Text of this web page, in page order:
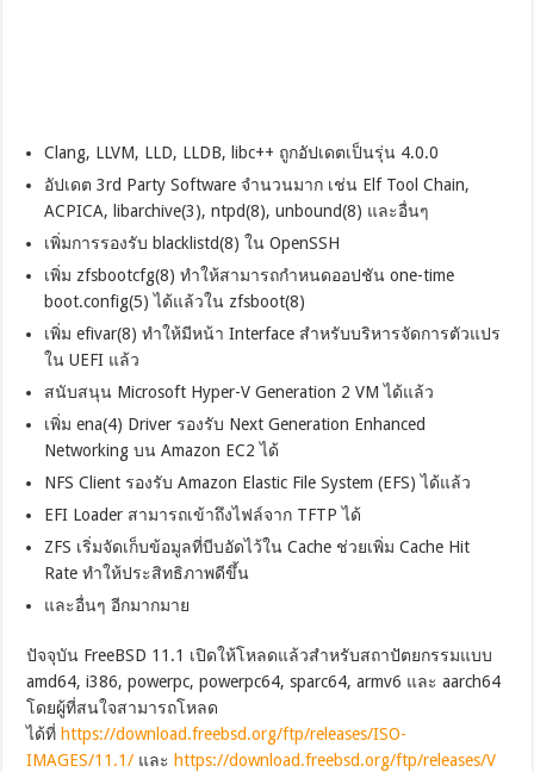
Clang, LLVM, LLD, LLDB, libc++ ถูกอัปเดตเป็นรุ่น 4.0.0
อัปเดต 3rd Party Software จำนวนมาก เช่น Elf Tool Chain,
ACPICA, libarchive(3), ntpd(8), unbound(8) และอื่นๆ
เพิ่มการรองรับ blacklistd(8) ใน OpenSSH
เพิ่ม zfsbootcfg(8) ทำให้สามารถกำหนดออปชัน one-time
boot.config(5) ได้แล้วใน zfsboot(8)
เพิ่ม efivar(8) ทำให้มีหน้า Interface สำหรับบริหารจัดการตัวแปร
ใน UEFI แล้ว
สนับสนุน Microsoft Hyper-V Generation 2 VM ได้แล้ว
เพิ่ม ena(4) Driver รองรับ Next Generation Enhanced
Networking บน Amazon EC2 ได้
NFS Client รองรับ Amazon Elastic File System (EFS) ได้แล้ว
EFI Loader สามารถเข้าถึงไฟล์จาก TFTP ได้
ZFS เริ่มจัดเก็บข้อมูลที่บีบอัดไว้ใน Cache ช่วยเพิ่ม Cache Hit
Rate ทำให้ประสิทธิภาพดีขึ้น
และอื่นๆ อีกมากมาย
ปัจจุบัน FreeBSD 11.1 เปิดให้โหลดแล้วสำหรับสถาปัตยกรรมแบบ
amd64, i386, powerpc, powerpc64, sparc64, armv6 และ aarch64
โดยผู้ที่สนใจสามารถโหลด
ได้ที่ https://download.freebsd.org/ftp/releases/ISO-
IMAGES/11.1/ และ https://download.freebsd.org/ftp/releases/V